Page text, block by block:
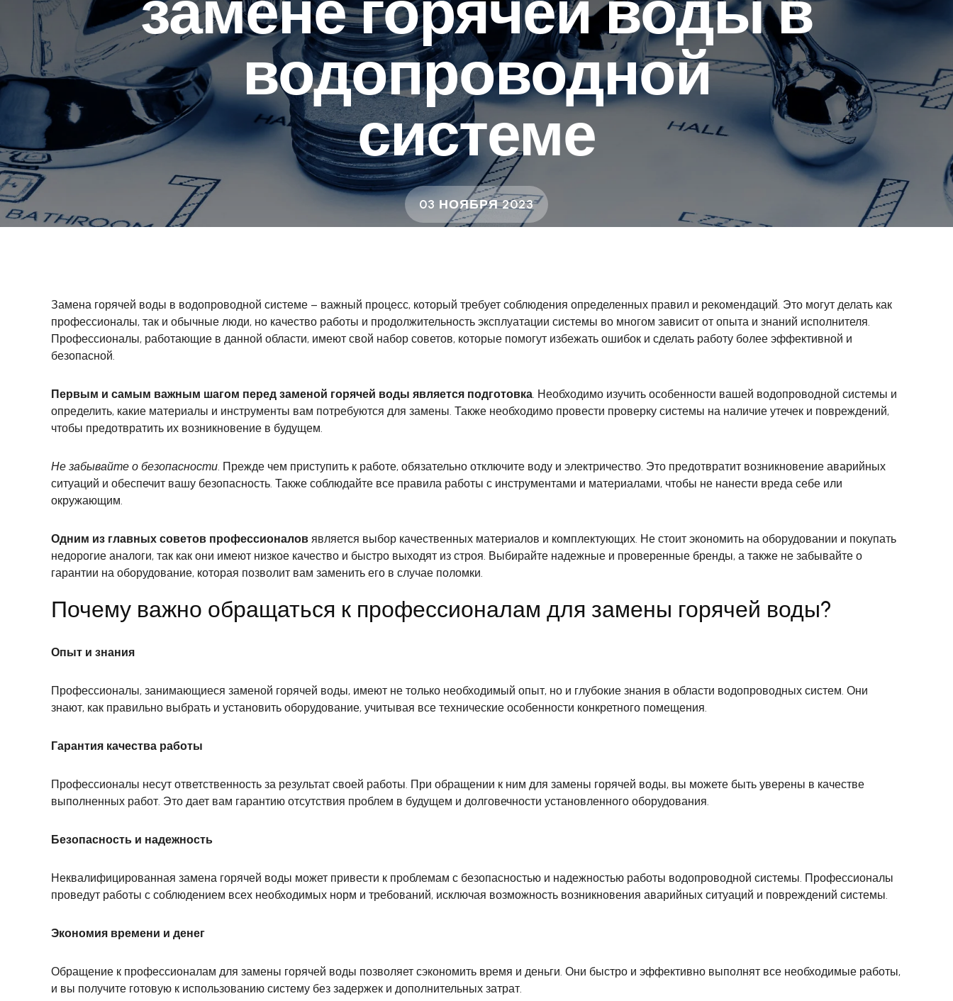
водопроводной
системе
03 НОЯБРЯ 2023
Замена горячей воды в водопроводной системе – важный процесс, который требует соблюдения определенных правил и рекомендаций. Это могут делать как
профессионалы, так и обычные люди, но качество работы и продолжительность эксплуатации системы во многом зависит от опыта и знаний исполнителя.
Профессионалы, работающие в данной области, имеют свой набор советов, которые помогут избежать ошибок и сделать работу более эффективной и
безопасной.
Первым и самым важным шагом перед заменой горячей воды является подготовка. Необходимо изучить особенности вашей водопроводной системы и
определить, какие материалы и инструменты вам потребуются для замены. Также необходимо провести проверку системы на наличие утечек и повреждений,
чтобы предотвратить их возникновение в будущем.
Не забывайте о безопасности. Прежде чем приступить к работе, обязательно отключите воду и электричество. Это предотвратит возникновение аварийных
ситуаций и обеспечит вашу безопасность. Также соблюдайте все правила работы с инструментами и материалами, чтобы не нанести вреда себе или
окружающим.
Одним из главных советов профессионалов является выбор качественных материалов и комплектующих. Не стоит экономить на оборудовании и покупать
недорогие аналоги, так как они имеют низкое качество и быстро выходят из строя. Выбирайте надежные и проверенные бренды, а также не забывайте о
гарантии на оборудование, которая позволит вам заменить его в случае поломки.
Почему важно обращаться к профессионалам для замены горячей воды?
Опыт и знания
Профессионалы, занимающиеся заменой горячей воды, имеют не только необходимый опыт, но и глубокие знания в области водопроводных систем. Они
знают, как правильно выбрать и установить оборудование, учитывая все технические особенности конкретного помещения.
Гарантия качества работы
Профессионалы несут ответственность за результат своей работы. При обращении к ним для замены горячей воды, вы можете быть уверены в качестве
выполненных работ. Это дает вам гарантию отсутствия проблем в будущем и долговечности установленного оборудования.
Безопасность и надежность
Неквалифицированная замена горячей воды может привести к проблемам с безопасностью и надежностью работы водопроводной системы. Профессионалы
проведут работы с соблюдением всех необходимых норм и требований, исключая возможность возникновения аварийных ситуаций и повреждений системы.
Экономия времени и денег
Обращение к профессионалам для замены горячей воды позволяет сэкономить время и деньги. Они быстро и эффективно выполнят все необходимые работы,
и вы получите готовую к использованию систему без задержек и дополнительных затрат.